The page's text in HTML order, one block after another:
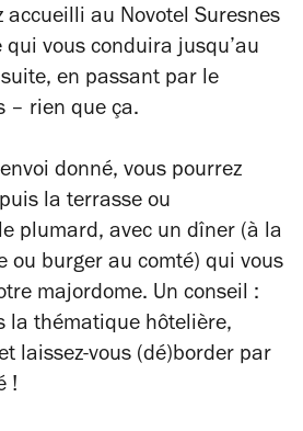
accueilli au Novotel Suresnes
vous conduira jusqu’au
en passant par le
– rien que ça.
donné, vous pourrez
la terrasse ou
plumard, avec un dîner (à la
ou burger au comté) qui vous
majordome. Un conseil :
la thématique hôtelière,
laissez-vous (dé)border par
!